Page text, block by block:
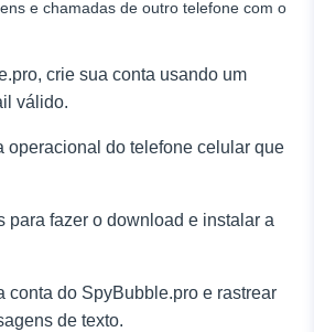
e chamadas de outro telefone com o
crie sua conta usando um
válido.
operacional do telefone celular que
para fazer o download e instalar a
conta do SpyBubble.pro e rastrear
de texto.